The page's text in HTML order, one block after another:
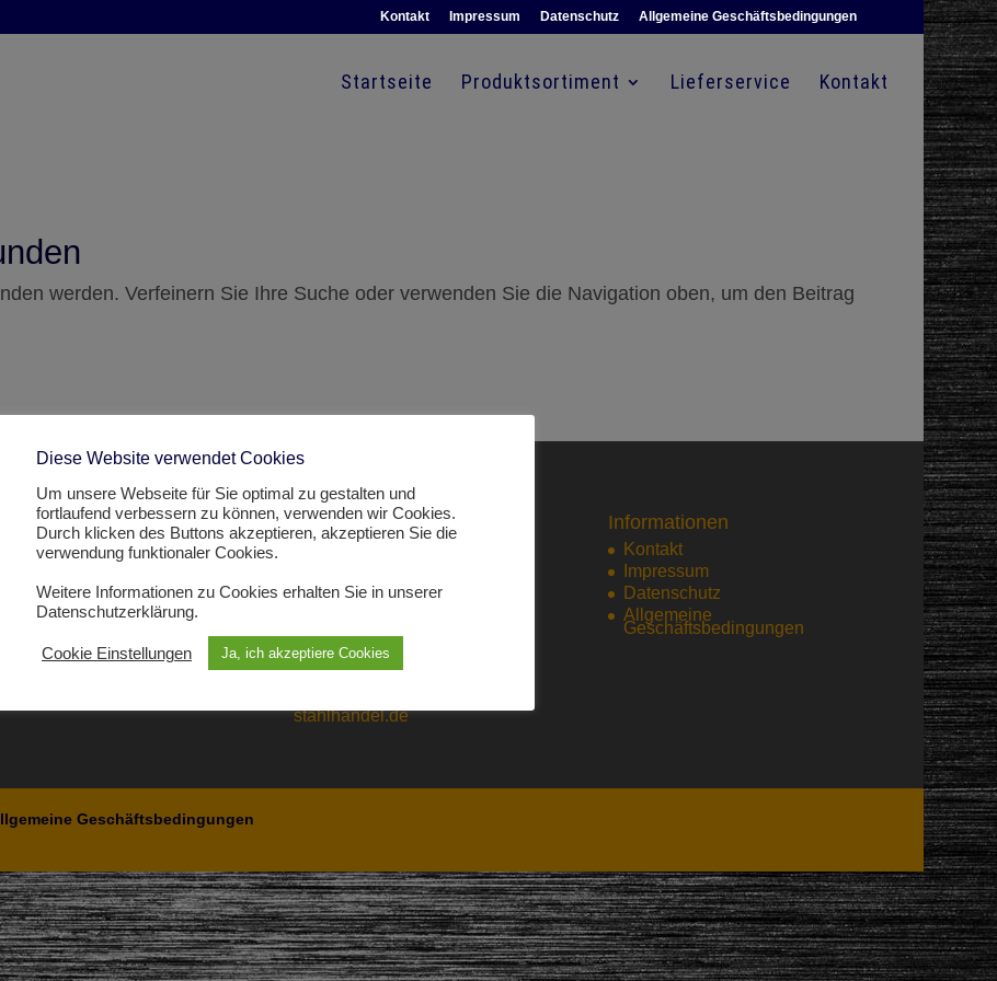
Kontakt Impressum Datenschutz Allgemeine Geschäftsbedingungen
Startseite Produktsortiment Lieferservice Kontakt
werden. Verfeinern Sie Ihre Suche oder verwenden Sie die Navigation oben, um den Beitrag
So finden Sie zu uns
64625 Bensheim
Tel.: 0 62 51 / 800 88 – 0
stahlhandel.de
Informationen
Kontakt
Impressum
Datenschutz
Allgemeine
Geschäftsbedingungen
Geschäftsbedingungen
Diese Website verwendet Cookies
Um unsere Webseite für Sie optimal zu gestalten und
fortlaufend verbessern zu können, verwenden wir Cookies.
Durch klicken des Buttons akzeptieren, akzeptieren Sie die
verwendung funktionaler Cookies.
Weitere Informationen zu Cookies erhalten Sie in unserer
Datenschutzerklärung.
Cookie Einstellungen Ja, ich akzeptiere Cookies